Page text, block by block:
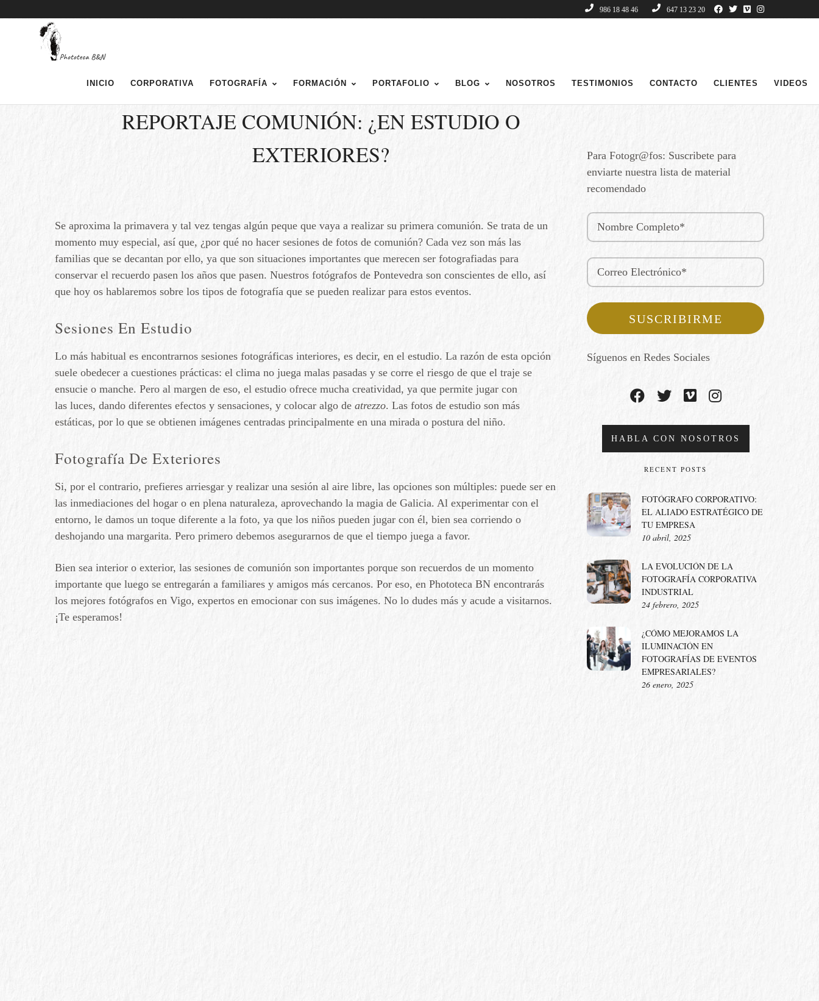
986 18 48 46 647 13 23 20
INICIO CORPORATIVA FOTOGRAFÍA FORMACIÓN PORTAFOLIO BLOG NOSOTROS TESTIMONIOS CONTACTO CLIENTES VIDEOS
REPORTAJE COMUNIÓN: ¿EN ESTUDIO O
EXTERIORES?
Se aproxima la primavera y tal vez tengas algún peque que vaya a realizar su primera comunión. Se trata de un
momento muy especial, así que, ¿por qué no hacer sesiones de fotos de comunión? Cada vez son más las
familias que se decantan por ello, ya que son situaciones importantes que merecen ser fotografiadas para
conservar el recuerdo pasen los años que pasen. Nuestros fotógrafos de Pontevedra son conscientes de ello, así
que hoy os hablaremos sobre los tipos de fotografía que se pueden realizar para estos eventos.
Sesiones En Estudio
Lo más habitual es encontrarnos sesiones fotográficas interiores, es decir, en el estudio. La razón de esta opción
suele obedecer a cuestiones prácticas: el clima no juega malas pasadas y se corre el riesgo de que el traje se
ensucie o manche. Pero al margen de eso, el estudio ofrece mucha creatividad, ya que permite jugar con
las luces, dando diferentes efectos y sensaciones, y colocar algo de atrezzo. Las fotos de estudio son más
estáticas, por lo que se obtienen imágenes centradas principalmente en una mirada o postura del niño.
Fotografía De Exteriores
Si, por el contrario, prefieres arriesgar y realizar una sesión al aire libre, las opciones son múltiples: puede ser en
las inmediaciones del hogar o en plena naturaleza, aprovechando la magia de Galicia. Al experimentar con el
entorno, le damos un toque diferente a la foto, ya que los niños pueden jugar con él, bien sea corriendo o
deshojando una margarita. Pero primero debemos asegurarnos de que el tiempo juega a favor.
Bien sea interior o exterior, las sesiones de comunión son importantes porque son recuerdos de un momento
importante que luego se entregarán a familiares y amigos más cercanos. Por eso, en Phototeca BN encontrarás
los mejores fotógrafos en Vigo, expertos en emocionar con sus imágenes. No lo dudes más y acude a visitarnos.
¡Te esperamos!
Para Fotogr@fos: Suscribete para
enviarte nuestra lista de material
recomendado
Síguenos en Redes Sociales
HABLA CON NOSOTROS
RECENT POSTS
FOTÓGRAFO CORPORATIVO:
EL ALIADO ESTRATÉGICO DE
TU EMPRESA
10 abril, 2025
LA EVOLUCIÓN DE LA
FOTOGRAFÍA CORPORATIVA
INDUSTRIAL
24 febrero, 2025
¿CÓMO MEJORAMOS LA
ILUMINACIÓN EN
FOTOGRAFÍAS DE EVENTOS
EMPRESARIALES?
26 enero, 2025